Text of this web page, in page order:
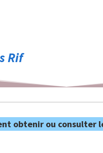
Rif
obtenir ou consulter